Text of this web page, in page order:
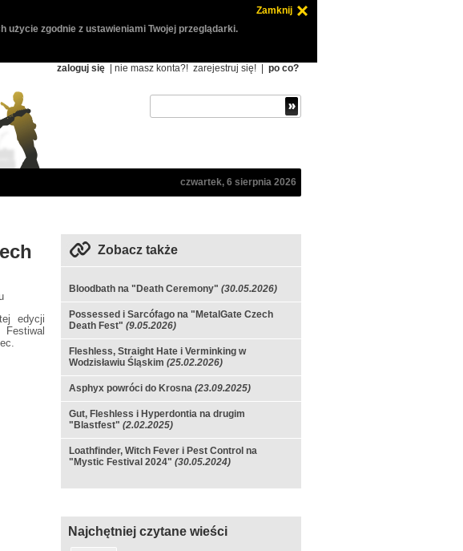
Zamknij
zgodnie z ustawieniami Twojej przeglądarki.
zaloguj się | nie masz konta?! zarejestruj się! po co?
czwartek, 6 sierpnia 2026
edycji
. Festiwal
Zobacz także
Bloodbath na "Death Ceremony" (30.05.2026)
Possessed i Sarcófago na "MetalGate Czech
Death Fest" (9.05.2026)
Fleshless, Straight Hate i Verminking w
Wodzisławiu Śląskim (25.02.2026)
Asphyx powróci do Krosna (23.09.2025)
Gut, Fleshless i Hyperdontia na drugim
"Blastfest" (2.02.2025)
Loathfinder, Witch Fever i Pest Control na
"Mystic Festival 2024" (30.05.2024)
Najchętniej czytane wieści